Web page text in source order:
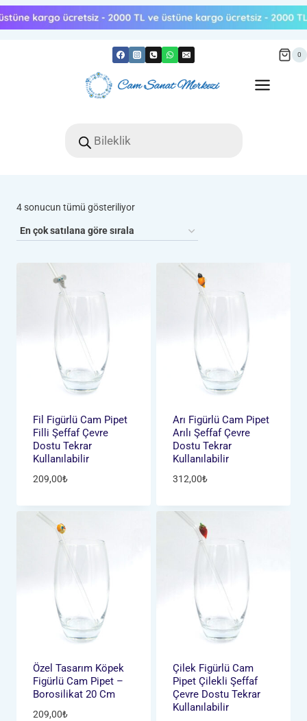
Skip
to
0
search
4 sonucun tümü gösteriliyorPopülerliğe
Fil Figürlü Cam Pipet
Filli Şeffaf Çevre
Dostu Tekrar
Kullanılabilir
209,00₺
Arı Figürlü Cam Pipet
Arılı Şeffaf Çevre
Dostu Tekrar
Kullanılabilir
312,00₺
Özel Tasarım Köpek
Figürlü Cam Pipet –
Borosilikat 20 Cm
209,00₺
Çilek Figürlü Cam
Pipet Çilekli Şeffaf
Çevre Dostu Tekrar
Kullanılabilir